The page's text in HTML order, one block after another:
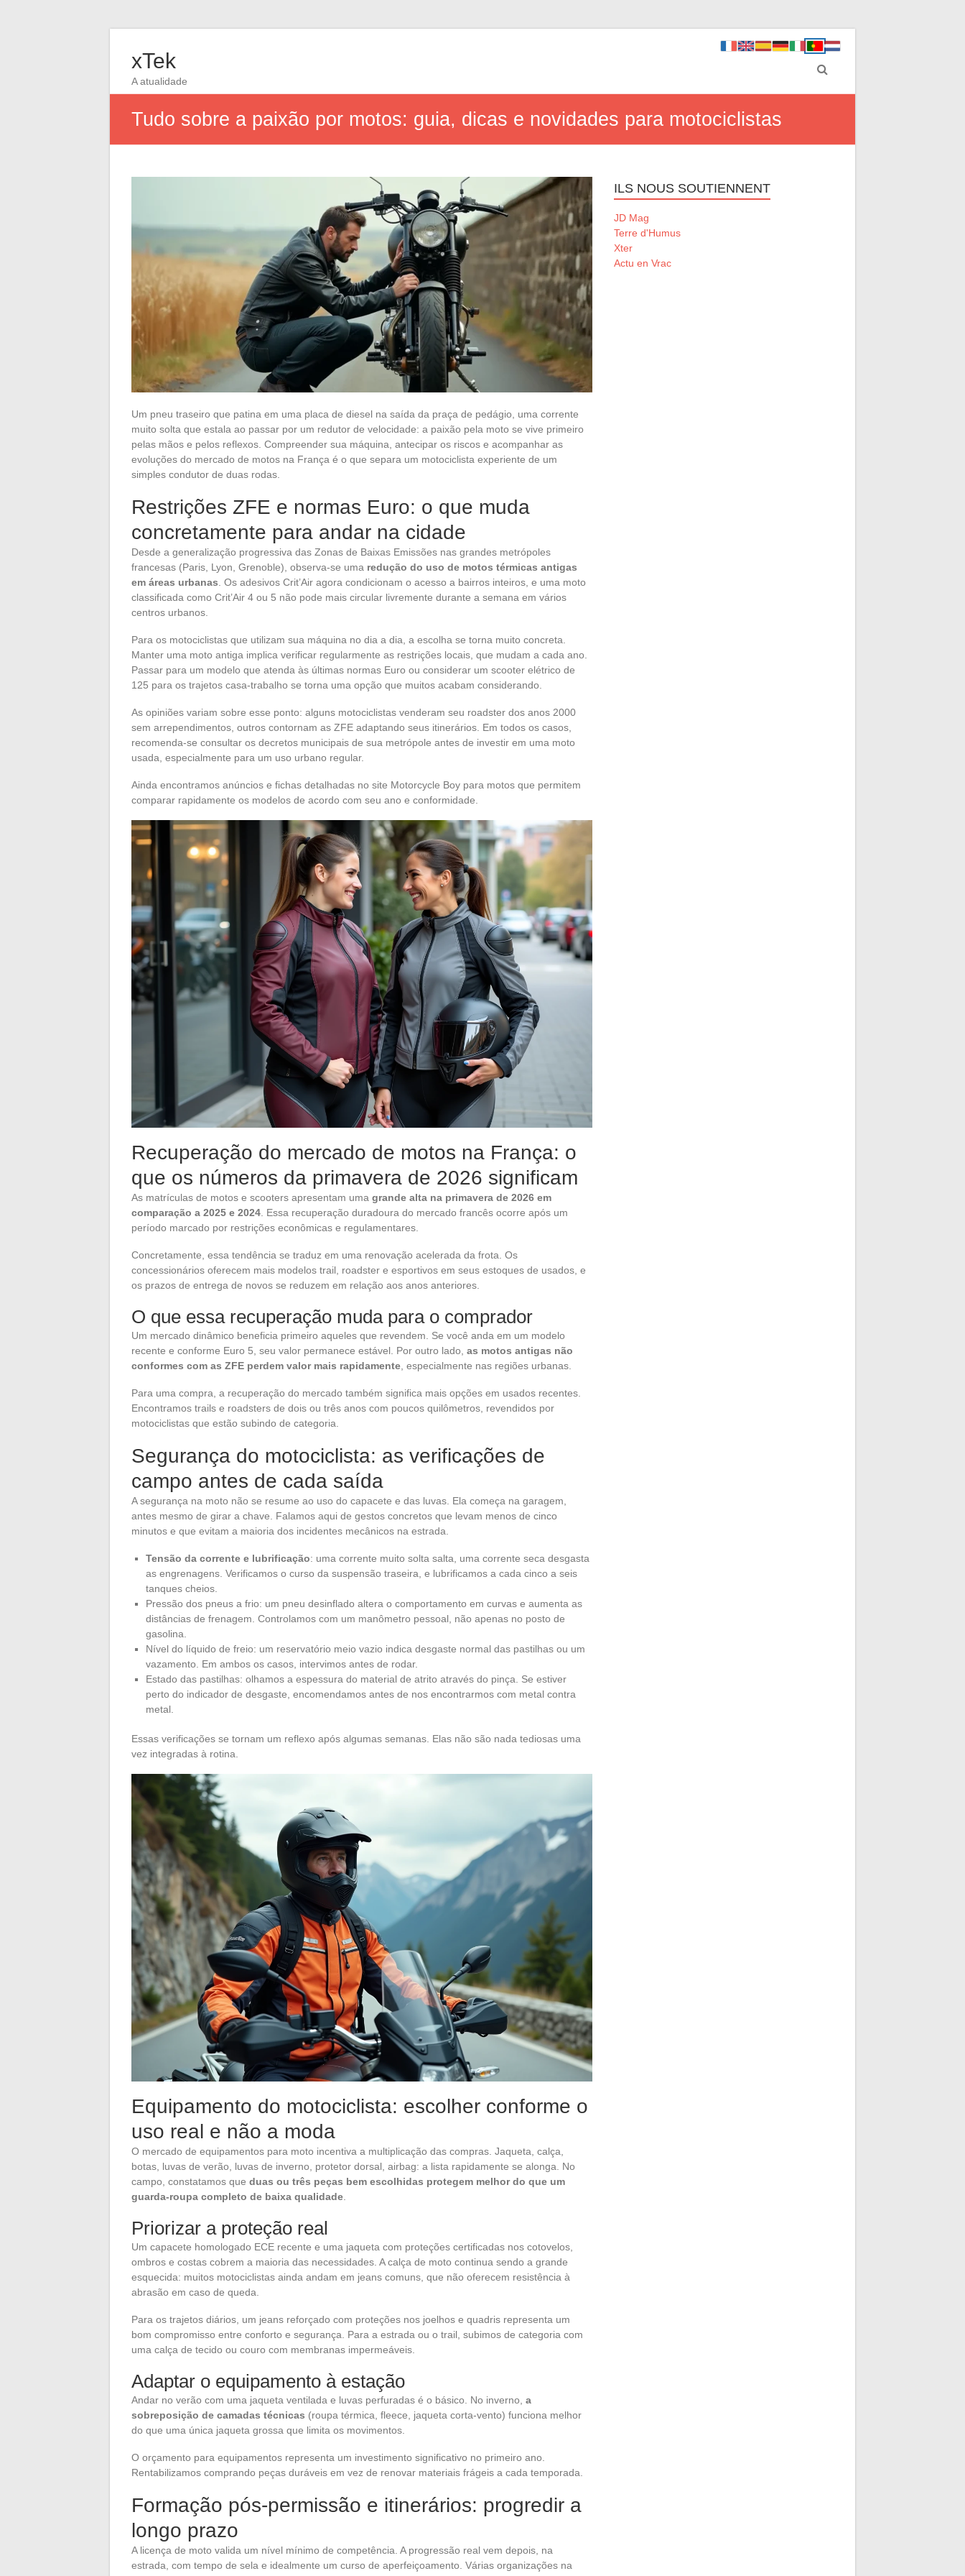
xTek
A atualidade
Tudo sobre a paixão por motos: guia, dicas e novidades para motociclistas
Um pneu traseiro que patina em uma placa de diesel na saída da praça de pedágio, uma corrente
muito solta que estala ao passar por um redutor de velocidade: a paixão pela moto se vive primeiro
pelas mãos e pelos reflexos. Compreender sua máquina, antecipar os riscos e acompanhar as
evoluções do mercado de motos na França é o que separa um motociclista experiente de um
simples condutor de duas rodas.
Restrições ZFE e normas Euro: o que muda
concretamente para andar na cidade
Desde a generalização progressiva das Zonas de Baixas Emissões nas grandes metrópoles
francesas (Paris, Lyon, Grenoble), observa-se uma redução do uso de motos térmicas antigas
em áreas urbanas . Os adesivos Crit’Air agora condicionam o acesso a bairros inteiros, e uma moto
classificada como Crit’Air 4 ou 5 não pode mais circular livremente durante a semana em vários
centros urbanos.
Para os motociclistas que utilizam sua máquina no dia a dia, a escolha se torna muito concreta.
Manter uma moto antiga implica verificar regularmente as restrições locais, que mudam a cada ano.
Passar para um modelo que atenda às últimas normas Euro ou considerar um scooter elétrico de
125 para os trajetos casa-trabalho se torna uma opção que muitos acabam considerando.
As opiniões variam sobre esse ponto: alguns motociclistas venderam seu roadster dos anos 2000
sem arrependimentos, outros contornam as ZFE adaptando seus itinerários. Em todos os casos,
recomenda-se consultar os decretos municipais de sua metrópole antes de investir em uma moto
usada, especialmente para um uso urbano regular.
Ainda encontramos anúncios e fichas detalhadas no site Motorcycle Boy para motos que permitem
comparar rapidamente os modelos de acordo com seu ano e conformidade.
Recuperação do mercado de motos na França: o
que os números da primavera de 2026 significam
As matrículas de motos e scooters apresentam uma grande alta na primavera de 2026 em
comparação a 2025 e 2024 . Essa recuperação duradoura do mercado francês ocorre após um
período marcado por restrições econômicas e regulamentares.
Concretamente, essa tendência se traduz em uma renovação acelerada da frota. Os
concessionários oferecem mais modelos trail, roadster e esportivos em seus estoques de usados, e
os prazos de entrega de novos se reduzem em relação aos anos anteriores.
O que essa recuperação muda para o comprador
Um mercado dinâmico beneficia primeiro aqueles que revendem. Se você anda em um modelo
recente e conforme Euro 5, seu valor permanece estável. Por outro lado, as motos antigas não
conformes com as ZFE perdem valor mais rapidamente , especialmente nas regiões urbanas.
Para uma compra, a recuperação do mercado também significa mais opções em usados recentes.
Encontramos trails e roadsters de dois ou três anos com poucos quilômetros, revendidos por
motociclistas que estão subindo de categoria.
Segurança do motociclista: as verificações de
campo antes de cada saída
A segurança na moto não se resume ao uso do capacete e das luvas. Ela começa na garagem,
antes mesmo de girar a chave. Falamos aqui de gestos concretos que levam menos de cinco
minutos e que evitam a maioria dos incidentes mecânicos na estrada.
Tensão da corrente e lubrificação: uma corrente muito solta salta, uma corrente seca desgasta
as engrenagens. Verificamos o curso da suspensão traseira, e lubrificamos a cada cinco a seis
tanques cheios.
Pressão dos pneus a frio: um pneu desinflado altera o comportamento em curvas e aumenta as
distâncias de frenagem. Controlamos com um manômetro pessoal, não apenas no posto de
gasolina.
Nível do líquido de freio: um reservatório meio vazio indica desgaste normal das pastilhas ou um
vazamento. Em ambos os casos, intervimos antes de rodar.
Estado das pastilhas: olhamos a espessura do material de atrito através do pinça. Se estiver
perto do indicador de desgaste, encomendamos antes de nos encontrarmos com metal contra
metal.
Essas verificações se tornam um reflexo após algumas semanas. Elas não são nada tediosas uma
vez integradas à rotina.
Equipamento do motociclista: escolher conforme o
uso real e não a moda
O mercado de equipamentos para moto incentiva a multiplicação das compras. Jaqueta, calça,
botas, luvas de verão, luvas de inverno, protetor dorsal, airbag: a lista rapidamente se alonga. No
campo, constatamos que duas ou três peças bem escolhidas protegem melhor do que um
guarda-roupa completo de baixa qualidade
Priorizar a proteção real
Um capacete homologado ECE recente e uma jaqueta com proteções certificadas nos cotovelos,
ombros e costas cobrem a maioria das necessidades. A calça de moto continua sendo a grande
esquecida: muitos motociclistas ainda andam em jeans comuns, que não oferecem resistência à
abrasão em caso de queda.
Para os trajetos diários, um jeans reforçado com proteções nos joelhos e quadris representa um
bom compromisso entre conforto e segurança. Para a estrada ou o trail, subimos de categoria com
uma calça de tecido ou couro com membranas impermeáveis.
Adaptar o equipamento à estação
Andar no verão com uma jaqueta ventilada e luvas perfuradas é o básico. No inverno, a
sobreposição de camadas técnicas (roupa térmica, fleece, jaqueta corta-vento) funciona melhor
do que uma única jaqueta grossa que limita os movimentos.
O orçamento para equipamentos representa um investimento significativo no primeiro ano.
Rentabilizamos comprando peças duráveis em vez de renovar materiais frágeis a cada temporada.
Formação pós-permissão e itinerários: progredir a
longo prazo
A licença de moto valida um nível mínimo de competência. A progressão real vem depois, na
estrada, com tempo de sela e idealmente um curso de aperfeiçoamento. Várias organizações na
ILS NOUS SOUTIENNENT
JD Mag
Terre d'Humus
Xter
Actu en Vrac